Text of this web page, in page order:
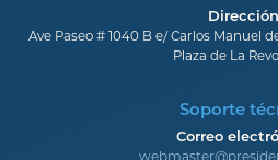
Ave Paseo # 1040 B e/ Carlos Manuel
Plaza de La
Soporte
Correo